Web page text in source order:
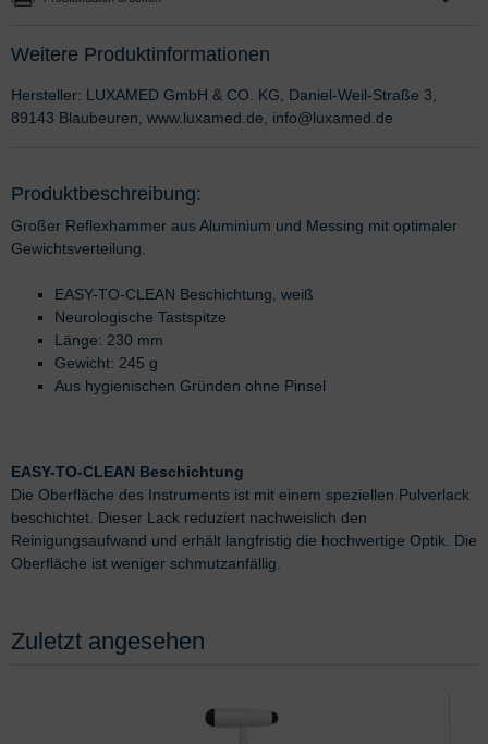
Weitere Produktinformationen
Hersteller: LUXAMED GmbH & CO. KG, Daniel-Weil-Straße 3,
89143 Blaubeuren, www.luxamed.de, info@luxamed.de
Produktbeschreibung:
Großer Reflexhammer aus Aluminium und Messing mit optimaler
Gewichtsverteilung.
EASY-TO-CLEAN Beschichtung, weiß
Neurologische Tastspitze
Länge: 230 mm
Gewicht: 245 g
Aus hygienischen Gründen ohne Pinsel
EASY-TO-CLEAN Beschichtung
Die Oberfläche des Instruments ist mit einem speziellen Pulverlack
beschichtet. Dieser Lack reduziert nachweislich den
Reinigungsaufwand und erhält langfristig die hochwertige Optik. Die
Oberfläche ist weniger schmutzanfällig.
Zuletzt angesehen